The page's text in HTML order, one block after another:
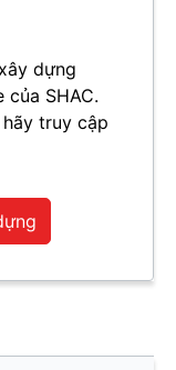
dựng
của SHAC.
truy cập